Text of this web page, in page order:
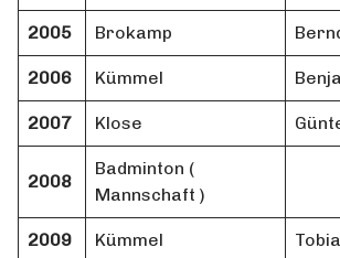
2005 Brokamp
2006 Kümmel
2007 Klose
2008
Badminton (
Mannschaft )
2009 Kümmel